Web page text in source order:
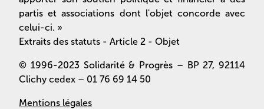
partis et associations dont l'objet concorde avec
celui-ci. »
Extraits des statuts - Article 2 - Objet
© 1996-2023 Solidarité & Progrès – BP 27, 92114
Clichy cedex – 01 76 69 14 50
Mentions légales